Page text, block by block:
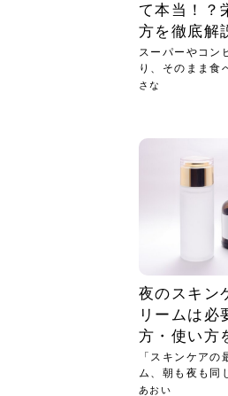
て本当！？
方を徹底解
スーパーやコン
り、そのまま食
凍ブ...
さな
夜のスキン
リームは必
方・使い方
「スキンケアの
ム、朝も夜も同
せんか...
あおい